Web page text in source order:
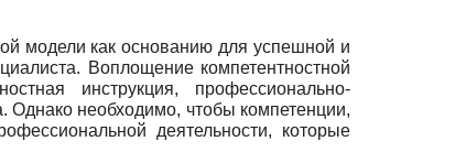
модели как основанию для успешной и
Воплощение компетентностной
инструкция, профессионально-
Однако необходимо, чтобы компетенции,
деятельности, которые